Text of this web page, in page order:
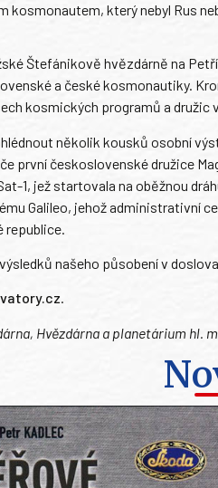
kosmonautem, který nebyl Rus
Štefánikově hvězdárně na
a české kosmonautiky.
kosmických programů a družic
několik kousků osobní
první československé družice
1, jež startovala na oběžnou
Galileo, jehož administrativní
našeho působení v
.
Hvězdárna a planetárium hl.